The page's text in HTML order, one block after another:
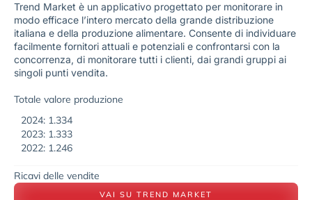
Trend Market è un applicativo progettato per monitorare in
modo efficace l’intero mercato della grande distribuzione
italiana e della produzione alimentare. Consente di individuare
facilmente fornitori attuali e potenziali e confrontarsi con la
concorrenza, di monitorare tutti i clienti, dai grandi gruppi ai
singoli punti vendita.
Totale valore produzione
2024: 1.334
2023: 1.333
2022: 1.246
Ricavi delle vendite
VAI SU TREND MARKET